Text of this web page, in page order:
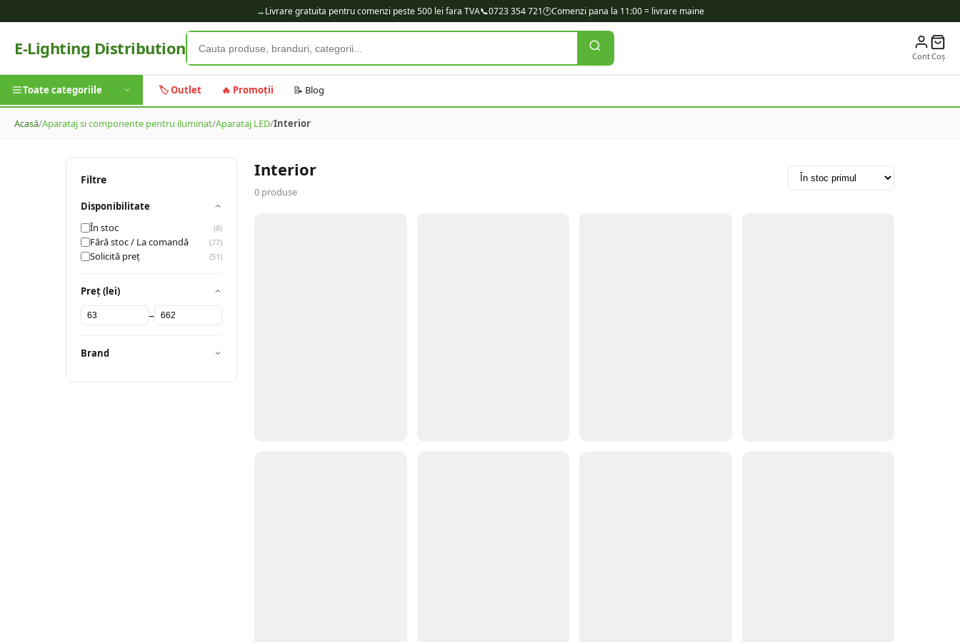
→Livrare gratuita pentru comenzi peste 500 lei fara TVA📞0723 354 721🕐Comenzi pana la 11:00 = livrare maine
E-Lighting Distribution ContCoș
Toate categoriile 🏷️ Outlet 🔥 Promoții 📝 Blog
Acasă/Aparataj si componente pentru iluminat/Aparataj LED/Interior
Filtre
Disponibilitate
În stoc
(8)
Fără stoc / La comandă (77)
Solicită preț (51)
Preț (lei)
–
Brand
Interior
0 produse